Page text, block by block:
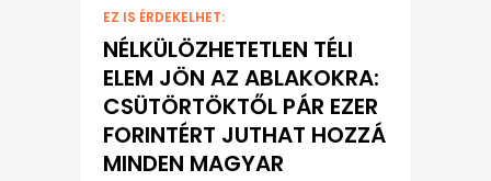
EZ IS ÉRDEKELHET:
NÉLKÜLÖZHETETLEN TÉLI
ELEM JÖN AZ ABLAKOKRA:
CSÜTÖRTÖKTŐL PÁR EZER
FORINTÉRT JUTHAT HOZZÁ
MINDEN MAGYAR